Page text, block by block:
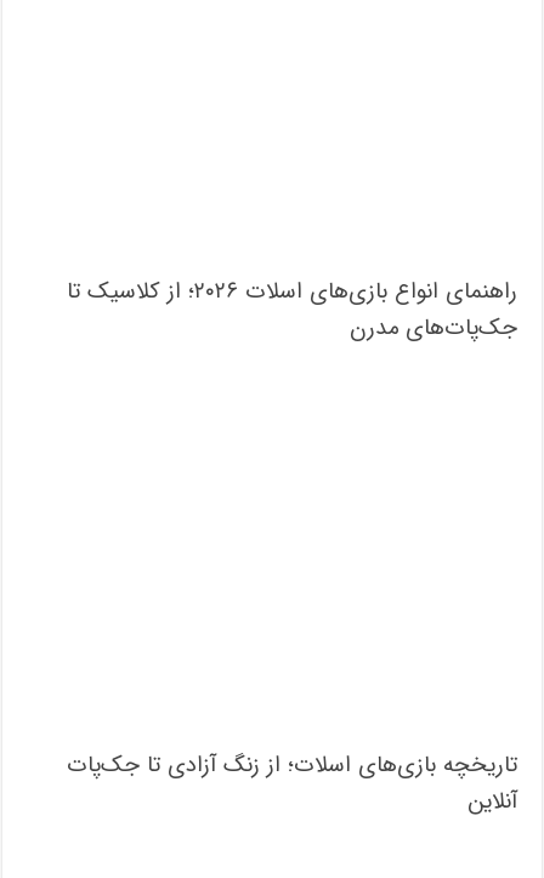
راهنمای انواع بازی‌های اسلات ۲۰۲۶؛ از کلاسیک تا
جک‌پات‌های مدرن
تاریخچه بازی‌های اسلات؛ از زنگ آزادی تا جک‌پات‌
آنلاین